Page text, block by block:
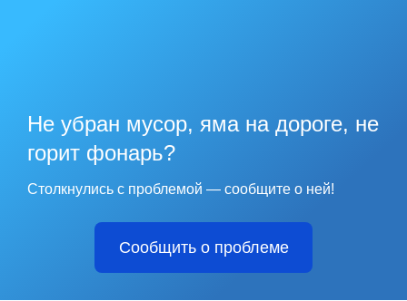
Не убран мусор, яма на дороге, не
горит фонарь?
Столкнулись с проблемой — сообщите о ней!
Сообщить о проблеме